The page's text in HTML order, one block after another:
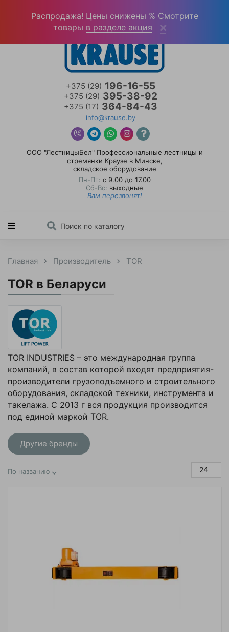
+375 (29) 196-16-55
+375 (29) 395-38-92
+375 (17) 364-84-43
info@krause.by
ООО "ЛестницыБел" Профессиональные лестницы и
стремянки Краузе в Минске,
складское оборудование
Пн-Пт: с 9.00 до 17.00
Сб-Вс: выходные
Вам перезвонят!
Главная Производитель TOR
TOR в Беларуси
TOR INDUSTRIES – это международная группа
компаний, в состав которой входят предприятия-
производители грузоподъемного и строительного
оборудования, складской техники, инструмента и
такелажа. С 2013 г вся продукция производится
под единой маркой TOR.
Другие бренды
По названию 24
Распродажа! Цены снижены % Смотрите
товары в разделе акция